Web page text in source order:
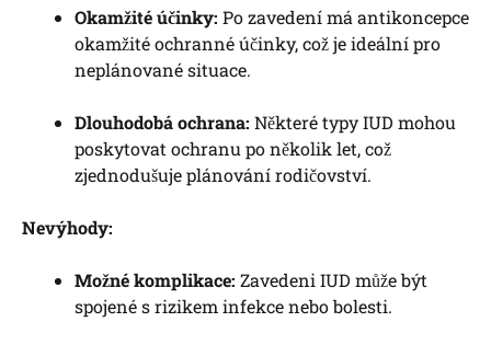
Okamžité účinky: Po zavedení má antikoncepce
okamžité ochranné účinky, což je ideální pro
neplánované situace.
Dlouhodobá ochrana: Některé typy IUD mohou
poskytovat ochranu po několik let, což
zjednodušuje plánování rodičovství.
Nevýhody:
Možné komplikace: Zavedeni IUD může být
spojené s rizikem infekce nebo bolesti.